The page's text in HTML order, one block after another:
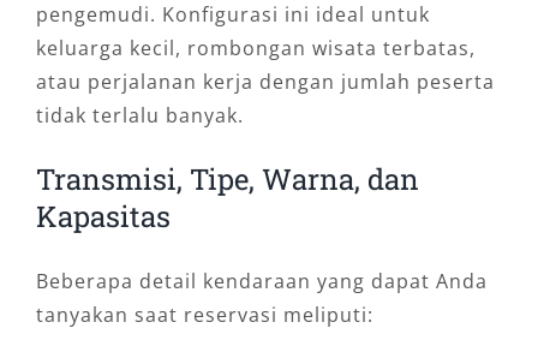
pengemudi. Konfigurasi ini ideal untuk
keluarga kecil, rombongan wisata terbatas,
atau perjalanan kerja dengan jumlah peserta
tidak terlalu banyak.
Transmisi, Tipe, Warna, dan
Kapasitas
Beberapa detail kendaraan yang dapat Anda
tanyakan saat reservasi meliputi: